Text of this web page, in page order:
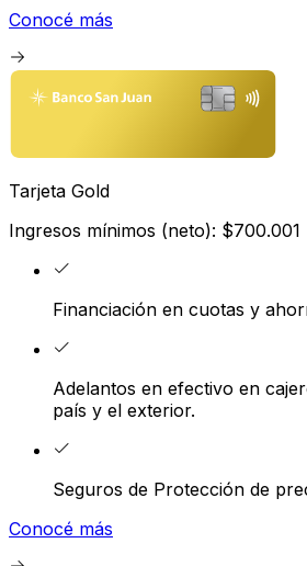
Conocé más
Tarjeta Gold
Ingresos mínimos (neto): $700.001
Financiación en cuotas y
Adelantos en efectivo en
país y el exterior.
Seguros de Protección de
Conocé más